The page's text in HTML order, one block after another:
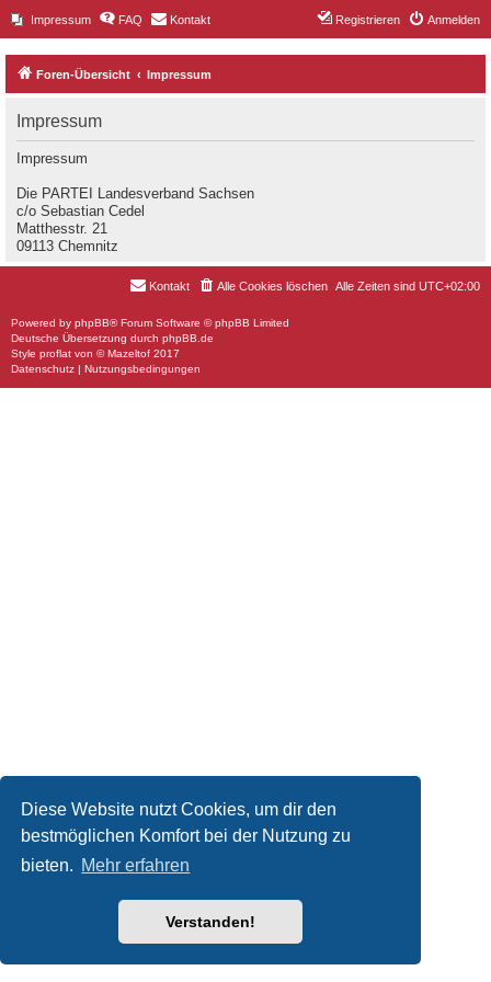
Diese Website nutzt Cookies, um dir den
bestmöglichen Komfort bei der Nutzung zu
bieten. Mehr erfahren
Verstanden!
Impressum FAQ Kontakt Anmelden
Registrieren
Foren-Übersicht Impressum
Impressum
Impressum
Die PARTEI Landesverband Sachsen
c/o Sebastian Cedel
Matthesstr. 21
09113 Chemnitz
Alle Zeiten sind UTC+02:00
Alle Cookies löschen
Kontakt
Powered by phpBB® Forum Software © phpBB Limited
Deutsche Übersetzung durch phpBB.de
Style proflat von ©Mazeltof 2017
Datenschutz | Nutzungsbedingungen